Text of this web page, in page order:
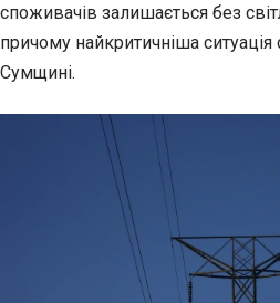
споживачів залишається без
причому найкритичніша ситуація
Сумщині.